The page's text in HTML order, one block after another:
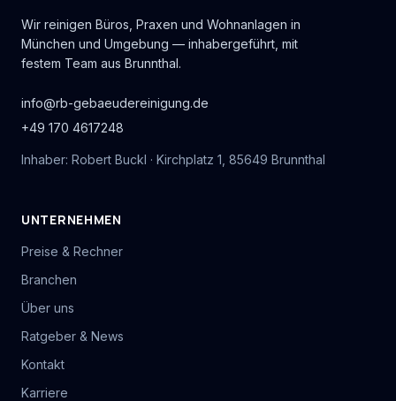
Wir reinigen Büros, Praxen und Wohnanlagen in
München und Umgebung — inhabergeführt, mit
festem Team aus Brunnthal.
info@rb-gebaeudereinigung.de
+49 170 4617248
Inhaber: Robert Buckl · Kirchplatz 1, 85649 Brunnthal
UNTERNEHMEN
Preise & Rechner
Branchen
Über uns
Ratgeber & News
Kontakt
Karriere